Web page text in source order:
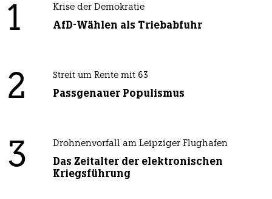
1 Krise der Demokratie
AfD-Wählen als Triebabfuhr
2 Streit um Rente mit 63
Passgenauer Populismus
3 Drohnenvorfall am Leipziger Flughafen
Das Zeitalter der elektronischen
Kriegsführung